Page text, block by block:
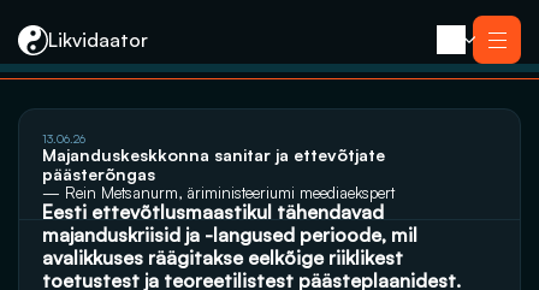
Likvidaator
Teenused
Likvideerimine koos müügiga
Likvideerimine
Saneerimine
Pankrotimenetlus
E-residendi ettevõtte sulgemine
Kontakt
13.06.26
Majanduskeskkonna sanitar ja ettevõtjate
päästerõngas
— Rein Metsanurm, äriministeeriumi meediaekspert
Eesti ettevõtlusmaastikul tähendavad
majanduskriisid ja -langused perioode, mil
avalikkuses räägitakse eelkõige riiklikest